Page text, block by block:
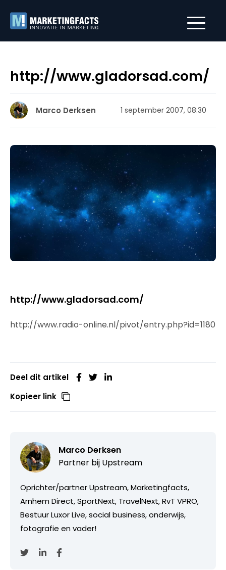
http://www.gladorsad.com/
Marco Derksen 1 september 2007, 08:30
http://www.gladorsad.com/
http://www.radio-online.nl/pivot/entry.php?id=1180
Deel dit artikel
Kopieer link
Marco Derksen
Partner bij Upstream
Oprichter/partner Upstream, Marketingfacts,
Arnhem Direct, SportNext, TravelNext, RvT VPRO,
Bestuur Luxor Live, social business, onderwijs,
fotografie en vader!